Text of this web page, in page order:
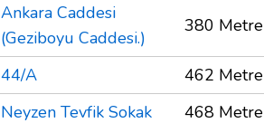
Ankara Caddesi
(Geziboyu Caddesi.)
380 Metre
44/A
462 Metre
Neyzen Tevfik Sokak
468 Metre